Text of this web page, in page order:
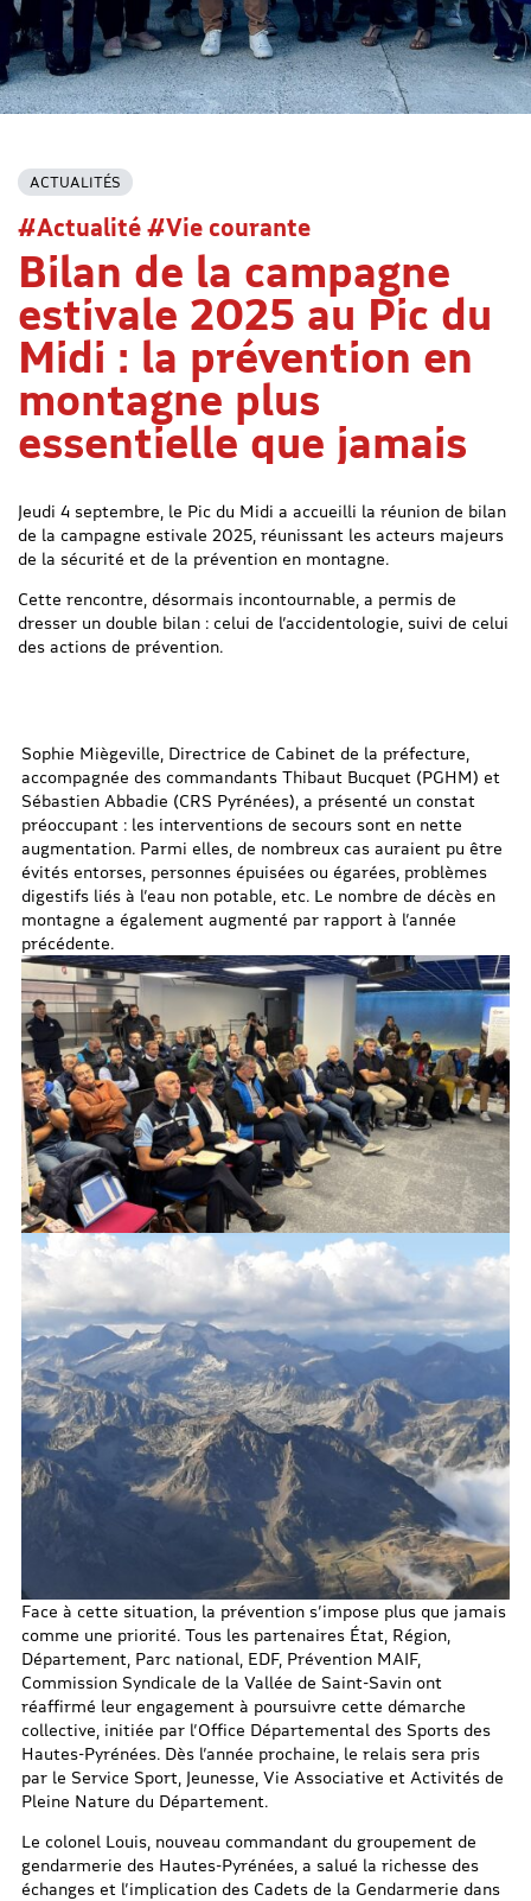
ACTUALITÉS
#Actualité #Vie courante
Bilan de la campagne
estivale 2025 au Pic du
Midi : la prévention en
montagne plus
essentielle que jamais
Jeudi 4 septembre, le Pic du Midi a accueilli la réunion de bilan
de la campagne estivale 2025, réunissant les acteurs majeurs
de la sécurité et de la prévention en montagne.
Cette rencontre, désormais incontournable, a permis de
dresser un double bilan : celui de l’accidentologie, suivi de celui
des actions de prévention.
Sophie Miègeville, Directrice de Cabinet de la préfecture,
accompagnée des commandants Thibaut Bucquet (PGHM) et
Sébastien Abbadie (CRS Pyrénées), a présenté un constat
préoccupant : les interventions de secours sont en nette
augmentation. Parmi elles, de nombreux cas auraient pu être
évités entorses, personnes épuisées ou égarées, problèmes
digestifs liés à l’eau non potable, etc. Le nombre de décès en
montagne a également augmenté par rapport à l’année
précédente.
Face à cette situation, la prévention s’impose plus que jamais
comme une priorité. Tous les partenaires État, Région,
Département, Parc national, EDF, Prévention MAIF,
Commission Syndicale de la Vallée de Saint-Savin ont
réaffirmé leur engagement à poursuivre cette démarche
collective, initiée par l’Office Départemental des Sports des
Hautes-Pyrénées. Dès l’année prochaine, le relais sera pris
par le Service Sport, Jeunesse, Vie Associative et Activités de
Pleine Nature du Département.
Le colonel Louis, nouveau commandant du groupement de
gendarmerie des Hautes-Pyrénées, a salué la richesse des
échanges et l’implication des Cadets de la Gendarmerie dans